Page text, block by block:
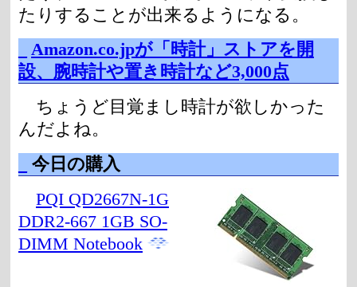
たりすることが出来るようになる。
Amazon.co.jpが「時計」ストアを開
設、腕時計や置き時計など3,000点
ちょうど目覚まし時計が欲しかった
んだよね。
今日の購入
PQI QD2667N-1G
DDR2-667 1GB SO-
DIMM Notebook